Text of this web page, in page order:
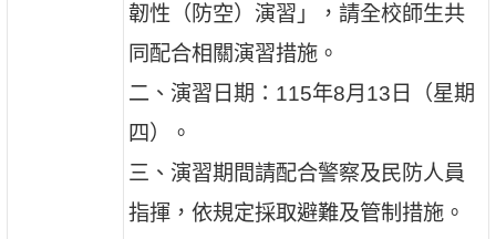
韌性（防空）演習」，請全校師生共
同配合相關演習措施。
二、演習日期：115年8月13日（星期
四）。
三、演習期間請配合警察及民防人員
指揮，依規定採取避難及管制措施。